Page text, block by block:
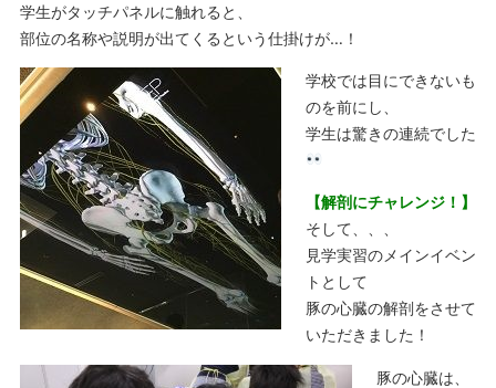
学生がタッチパネルに触れると、
部位の名称や説明が出てくるという仕掛けが…！
学校では目にできないも
のを前にし、
学生は驚きの連続でした
【解剖にチャレンジ！】
そして、、、
見学実習のメインイベン
トとして
豚の心臓の解剖をさせて
いただきました！
豚の心臓は、